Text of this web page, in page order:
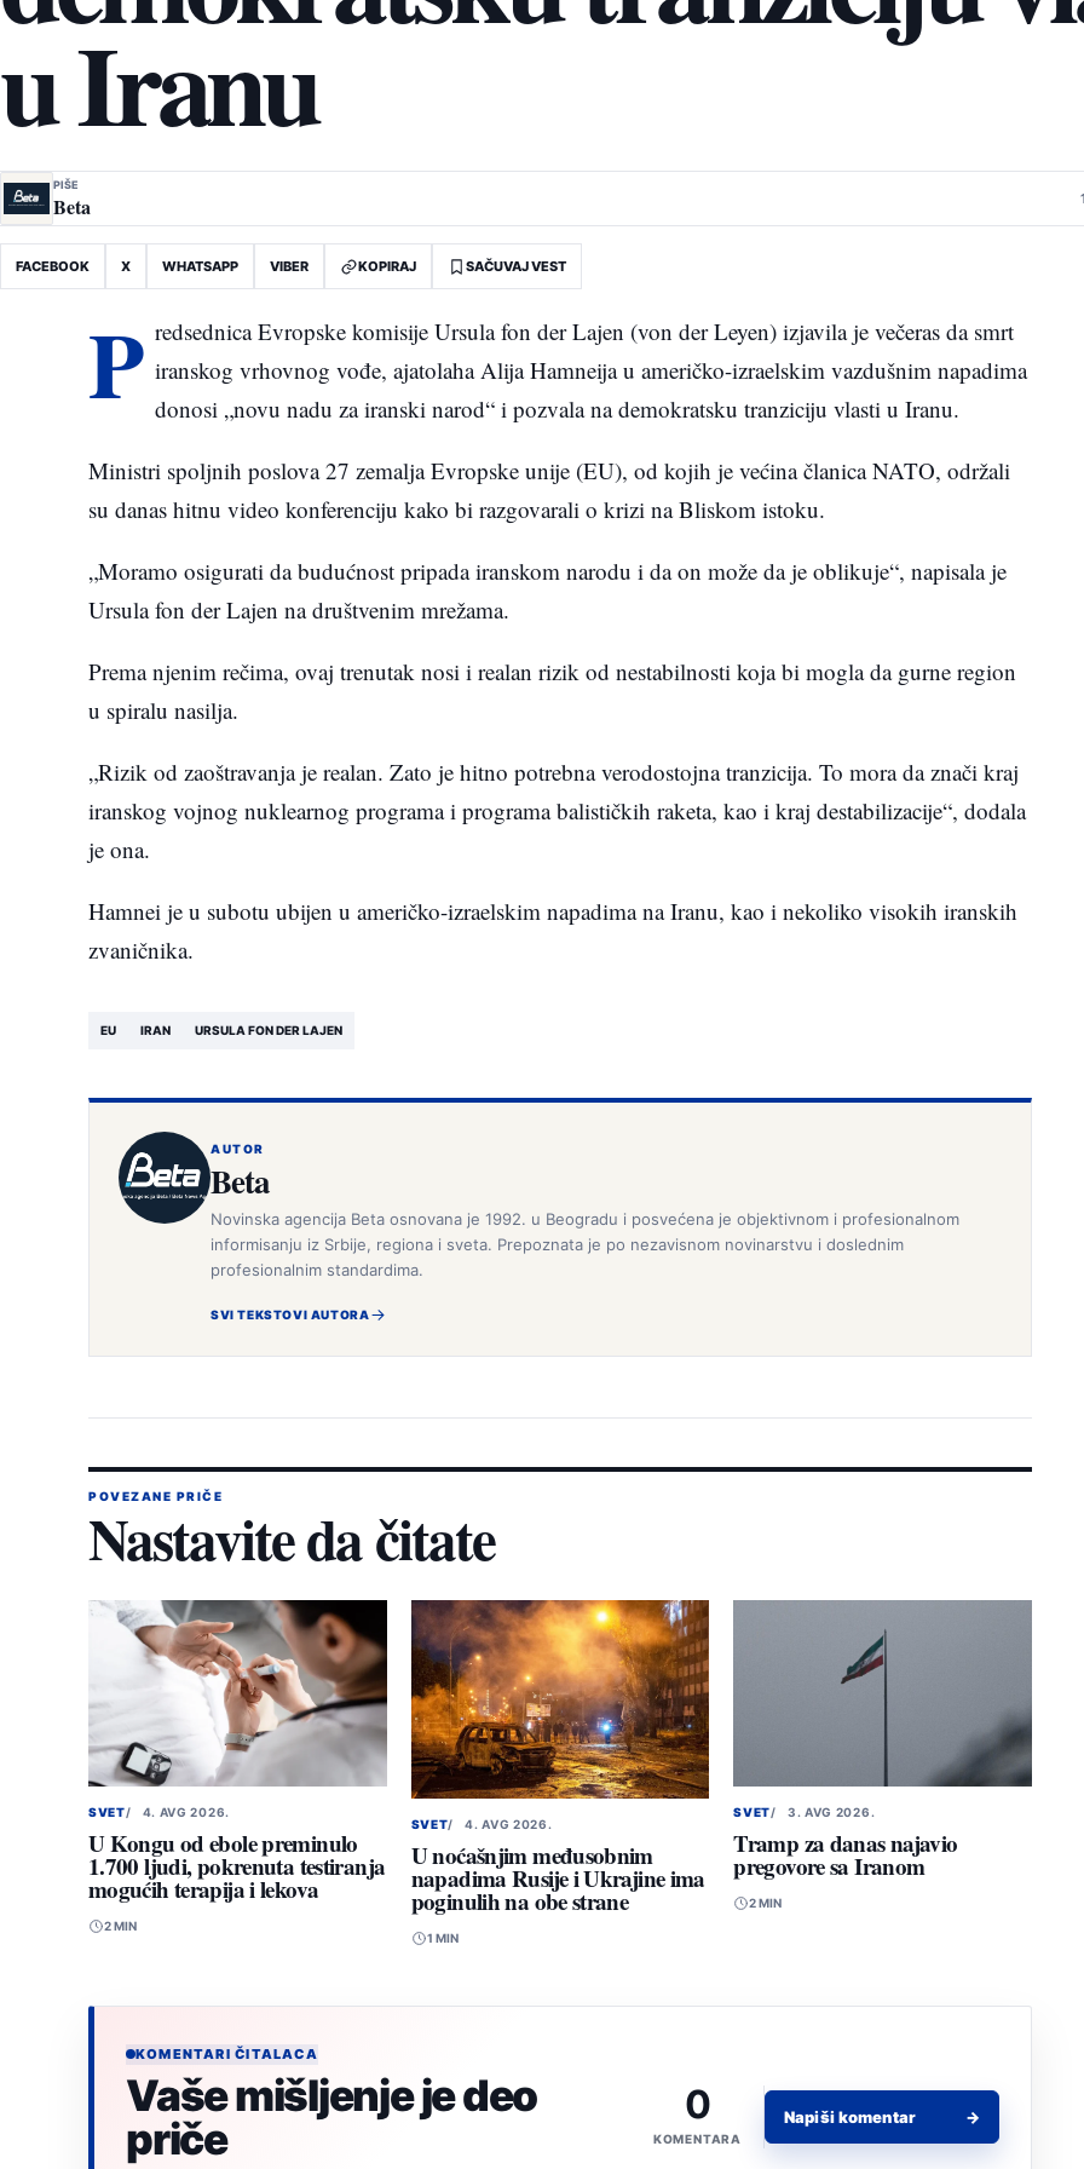
u Iranu
PIŠE
Beta
FACEBOOK X WHATSAPP VIBER KOPIRAJ SAČUVAJ VEST
P redsednica Evropske komisije Ursula fon der Lajen (von der Leyen) izjavila je večeras da smrt
iranskog vrhovnog vođe, ajatolaha Alija Hamneija u američko-izraelskim vazdušnim napadima
donosi „novu nadu za iranski narod“ i pozvala na demokratsku tranziciju vlasti u Iranu.
Ministri spoljnih poslova 27 zemalja Evropske unije (EU), od kojih je većina članica NATO, održali
su danas hitnu video konferenciju kako bi razgovarali o krizi na Bliskom istoku.
„Moramo osigurati da budućnost pripada iranskom narodu i da on može da je oblikuje“, napisala je
Ursula fon der Lajen na društvenim mrežama.
Prema njenim rečima, ovaj trenutak nosi i realan rizik od nestabilnosti koja bi mogla da gurne region
u spiralu nasilja.
„Rizik od zaoštravanja je realan. Zato je hitno potrebna verodostojna tranzicija. To mora da znači kraj
iranskog vojnog nuklearnog programa i programa balističkih raketa, kao i kraj destabilizacije“, dodala
je ona.
Hamnei je u subotu ubijen u američko-izraelskim napadima na Iranu, kao i nekoliko visokih iranskih
zvaničnika.
EU IRAN URSULA FON DER LAJEN
AUTOR
Beta
Novinska agencija Beta osnovana je 1992. u Beogradu i posvećena je objektivnom i profesionalnom
informisanju iz Srbije, regiona i sveta. Prepoznata je po nezavisnom novinarstvu i doslednim
profesionalnim standardima.
SVI TEKSTOVI AUTORA
POVEZANE PRIČE
Nastavite da čitate
SVET 4. AVG 2026.
U Kongu od ebole preminulo
1.700 ljudi, pokrenuta testiranja
mogućih terapija i lekova
2 MIN
SVET 4. AVG 2026.
U noćašnjim međusobnim
napadima Rusije i Ukrajine ima
poginulih na obe strane
1 MIN
SVET 3. AVG 2026.
Tramp za danas najavio
pregovore sa Iranom
2 MIN
KOMENTARI ČITALACA
Vaše mišljenje je deo
priče
0
KOMENTARA
Napiši komentar →